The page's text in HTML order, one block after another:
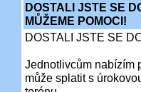
DOSTALI JSTE SE
MŮŽEME POMOCI!
DOSTALI JSTE SE
Jednotlivcům nabízím
může splatit s